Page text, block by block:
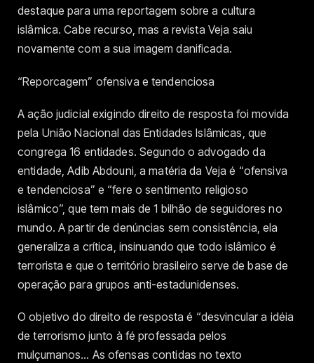
destaque para uma reportagem sobre a cultura
islâmica. Cabe recurso, mas a revista Veja saiu
novamente com a sua imagem danificada.
“Reporcagem” ofensiva e tendenciosa
A ação judicial exigindo direito de resposta foi movida
pela União Nacional das Entidades Islâmicas, que
congrega 16 entidades. Segundo o advogado da
entidade, Adib Abdouni, a matéria da Veja é “ofensiva
e tendenciosa” e “fere o sentimento religioso
islâmico”, que tem mais de 1 bilhão de seguidores no
mundo. A partir de denúncias sem consistência, ela
generaliza a crítica, insinuando que todo islâmico é
terrorista e que o território brasileiro serve de base de
operação para grupos anti-estadunidenses.
O objetivo do direito de resposta é “desvincular a idéia
de terrorismo junto à fé professada pelos
mulçumanos… As ofensas contidas no texto